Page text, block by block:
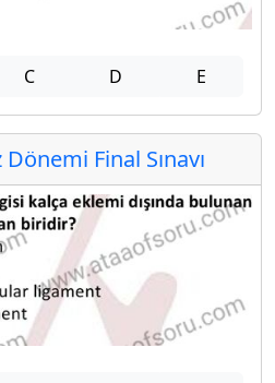
C D E
Final Sınavı